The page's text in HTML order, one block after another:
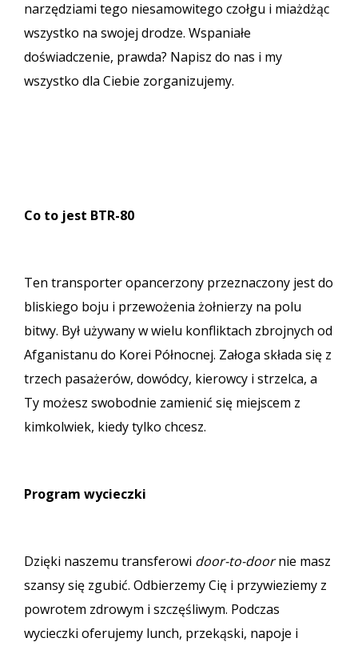
narzędziami tego niesamowitego czołgu i miażdżąc
wszystko na swojej drodze. Wspaniałe
doświadczenie, prawda? Napisz do nas i my
wszystko dla Ciebie zorganizujemy.
Co to jest BTR-80
Ten transporter opancerzony przeznaczony jest do
bliskiego boju i przewożenia żołnierzy na polu
bitwy. Był używany w wielu konfliktach zbrojnych od
Afganistanu do Korei Północnej. Załoga składa się z
trzech pasażerów, dowódcy, kierowcy i strzelca, a
Ty możesz swobodnie zamienić się miejscem z
kimkolwiek, kiedy tylko chcesz.
Program wycieczki
Dzięki naszemu transferowi door-to-doornie masz
szansy się zgubić. Odbierzemy Cię i przywieziemy z
powrotem zdrowym i szczęśliwym. Podczas
wycieczki oferujemy lunch, przekąski, napoje i